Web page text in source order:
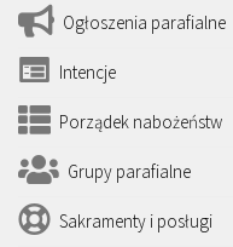
Ogłoszenia parafialne
Intencje
Porządek nabożeństw
Grupy parafialne
Sakramenty i posługi